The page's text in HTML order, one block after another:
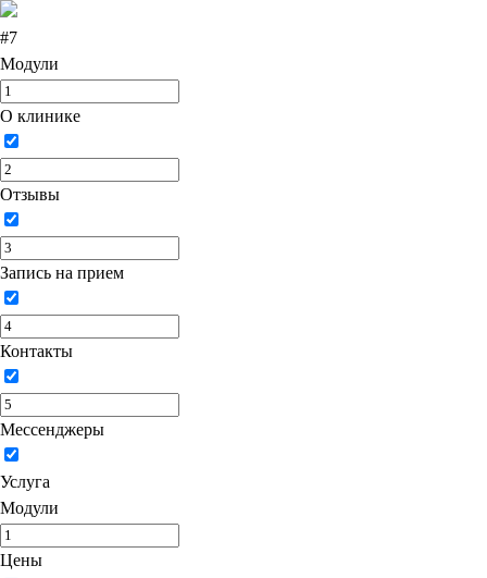
#7
Модули
О клинике
Отзывы
Запись на прием
Контакты
Мессенджеры
Услуга
Модули
Цены